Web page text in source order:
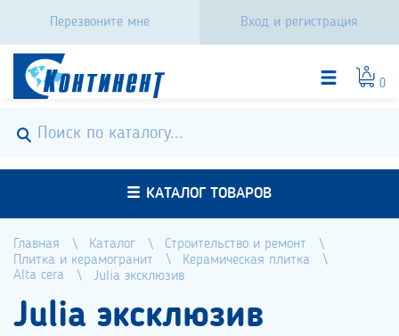
Перезвоните мне Вход и регистрация
0
КАТАЛОГ ТОВАРОВ
Главная Каталог
Строительство и ремонт
Плитка и керамогранит
Керамическая плитка
Alta cera
Julia эксклюзив
Julia эксклюзив